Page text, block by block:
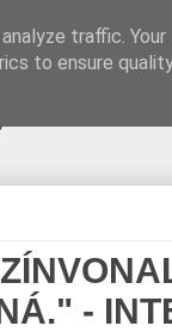
-
traffic.
to ensure